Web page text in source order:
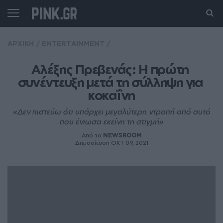
Αλέξης Πρεβενάς: Η πρώτη
συνέντευξη μετά τη σύλληψη για
κοκαΐνη
«Δεν πιστεύω ότι υπάρχει μεγαλύτερη ντροπή από αυτό
που ένιωσα εκείνη τη στιγμή»
Από το NEWSROOM
Δημοσίευση ΟΚΤ 09, 2021